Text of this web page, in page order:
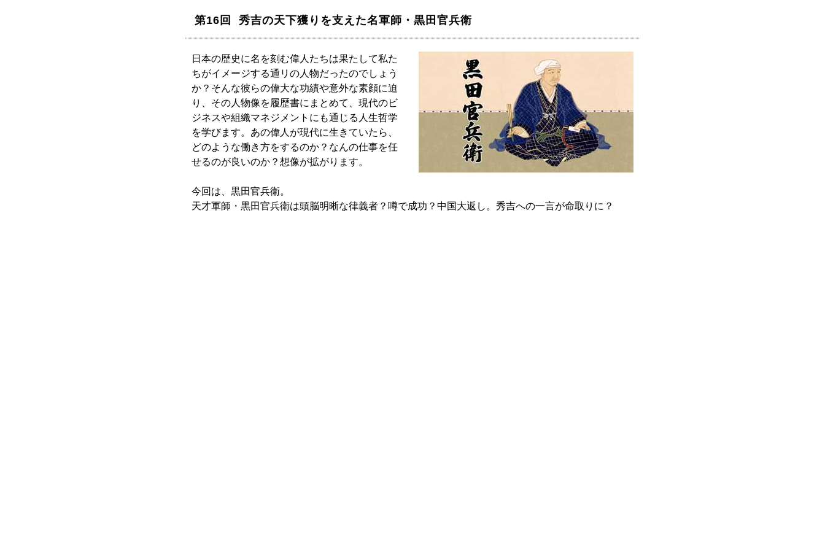
第16回 秀吉の天下獲りを支えた名軍師・黒田官兵衛
日本の歴史に名を刻む偉人たちは果たして私た
ちがイメージする通リの人物だったのでしょう
か？そんな彼らの偉大な功績や意外な素顔に迫
り、その人物像を履歴書にまとめて、現代のビ
ジネスや組織マネジメントにも通じる人生哲学
を学びます。あの偉人が現代に生きていたら、
どのような働き方をするのか？なんの仕事を任
せるのが良いのか？想像が拡がります。
今回は、黒田官兵衛。
天才軍師・黒田官兵衛は頭脳明晰な律義者？噂で成功？中国大返し。秀吉への一言が命取りに？